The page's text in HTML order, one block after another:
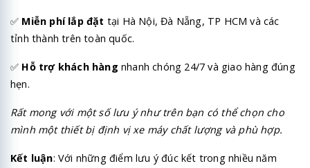
✅ Miễn phí lắp đặt tại Hà Nội, Đà Nẵng, TP HCM và các
tỉnh thành trên toàn quốc.
✅ Hỗ trợ khách hàng nhanh chóng 24/7 và giao hàng đúng
hẹn.
Rất mong với một số lưu ý như trên bạn có thể chọn cho
mình một thiết bị định vị xe máy chất lượng và phù hợp.
Kết luận: Với những điểm lưu ý đúc kết trong nhiều năm